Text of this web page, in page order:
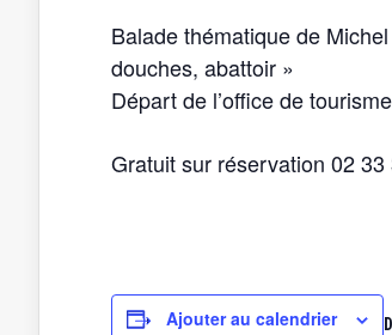
Balade thématique de
douches, abattoir »
Départ de l’office de
Gratuit sur réservation 02 33
Ajouter au calendrier